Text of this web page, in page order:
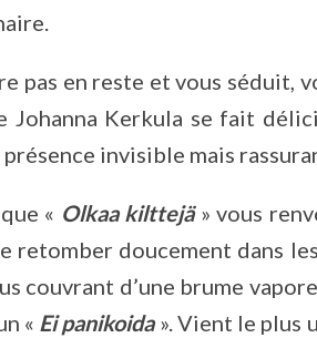
pas en reste et vous séduit,
Johanna Kerkula se fait
invisible mais
« Olkaa kilttejä» vous
retomber doucement dans les
couvrant d’une brume
« Ei panikoida». Vient le plus